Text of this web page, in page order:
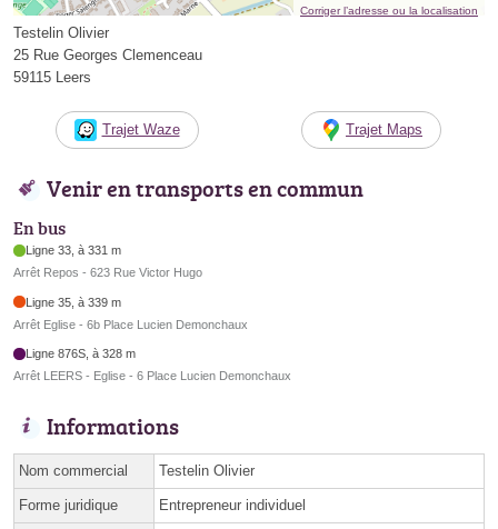
Corriger l’adresse ou la localisation
Testelin Olivier
25 Rue Georges Clemenceau
59115 Leers
Trajet Waze Trajet Maps
Venir en transports en commun
En bus
Ligne 33, à 331 m
Arrêt Repos - 623 Rue Victor Hugo
Ligne 35, à 339 m
Arrêt Eglise - 6b Place Lucien Demonchaux
Ligne 876S, à 328 m
Arrêt LEERS - Eglise - 6 Place Lucien Demonchaux
Informations
Nom commercial Testelin Olivier
Forme juridique Entrepreneur individuel